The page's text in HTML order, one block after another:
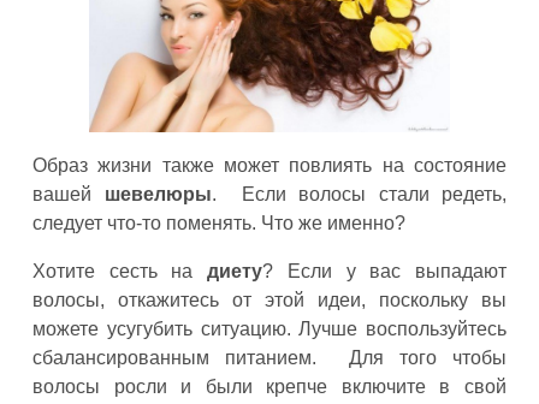
Образ жизни также может повлиять на состояние
вашей шевелюры. Если волосы стали редеть,
следует что-то поменять. Что же именно?
Хотите сесть надиету? Если у вас выпадают
волосы, откажитесь от этой идеи, поскольку вы
можете усугубить ситуацию. Лучше воспользуйтесь
сбалансированным питанием. Для того чтобы
волосы росли и были крепче включите в свой